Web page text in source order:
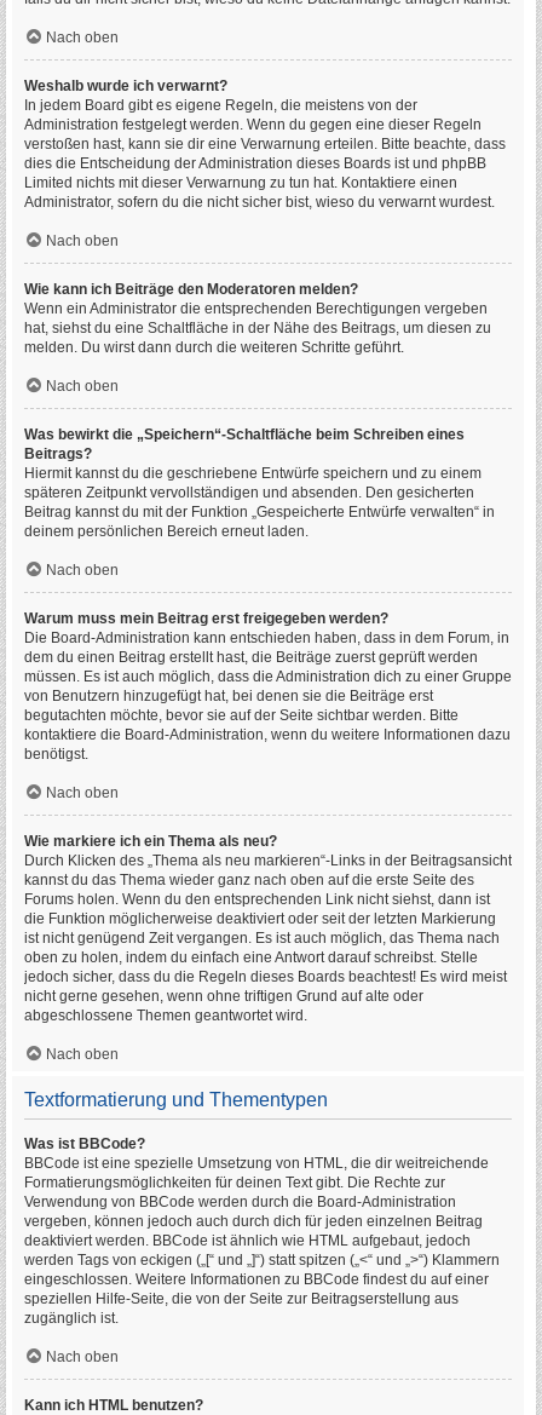
Nach oben
Weshalb wurde ich verwarnt?
In jedem Board gibt es eigene Regeln, die meistens von der
Administration festgelegt werden. Wenn du gegen eine dieser Regeln
verstoßen hast, kann sie dir eine Verwarnung erteilen. Bitte beachte, dass
dies die Entscheidung der Administration dieses Boards ist und phpBB
Limited nichts mit dieser Verwarnung zu tun hat. Kontaktiere einen
Administrator, sofern du die nicht sicher bist, wieso du verwarnt wurdest.
Nach oben
Wie kann ich Beiträge den Moderatoren melden?
Wenn ein Administrator die entsprechenden Berechtigungen vergeben
hat, siehst du eine Schaltfläche in der Nähe des Beitrags, um diesen zu
melden. Du wirst dann durch die weiteren Schritte geführt.
Nach oben
Was bewirkt die „Speichern“-Schaltfläche beim Schreiben eines
Beitrags?
Hiermit kannst du die geschriebene Entwürfe speichern und zu einem
späteren Zeitpunkt vervollständigen und absenden. Den gesicherten
Beitrag kannst du mit der Funktion „Gespeicherte Entwürfe verwalten“ in
deinem persönlichen Bereich erneut laden.
Nach oben
Warum muss mein Beitrag erst freigegeben werden?
Die Board-Administration kann entschieden haben, dass in dem Forum, in
dem du einen Beitrag erstellt hast, die Beiträge zuerst geprüft werden
müssen. Es ist auch möglich, dass die Administration dich zu einer Gruppe
von Benutzern hinzugefügt hat, bei denen sie die Beiträge erst
begutachten möchte, bevor sie auf der Seite sichtbar werden. Bitte
kontaktiere die Board-Administration, wenn du weitere Informationen dazu
benötigst.
Nach oben
Wie markiere ich ein Thema als neu?
Durch Klicken des „Thema als neu markieren“-Links in der Beitragsansicht
kannst du das Thema wieder ganz nach oben auf die erste Seite des
Forums holen. Wenn du den entsprechenden Link nicht siehst, dann ist
die Funktion möglicherweise deaktiviert oder seit der letzten Markierung
ist nicht genügend Zeit vergangen. Es ist auch möglich, das Thema nach
oben zu holen, indem du einfach eine Antwort darauf schreibst. Stelle
jedoch sicher, dass du die Regeln dieses Boards beachtest! Es wird meist
nicht gerne gesehen, wenn ohne triftigen Grund auf alte oder
abgeschlossene Themen geantwortet wird.
Nach oben
Textformatierung und Thementypen
Was ist BBCode?
BBCode ist eine spezielle Umsetzung von HTML, die dir weitreichende
Formatierungsmöglichkeiten für deinen Text gibt. Die Rechte zur
Verwendung von BBCode werden durch die Board-Administration
vergeben, können jedoch auch durch dich für jeden einzelnen Beitrag
deaktiviert werden. BBCode ist ähnlich wie HTML aufgebaut, jedoch
werden Tags von eckigen („[“ und „]“) statt spitzen („<“ und „>“) Klammern
eingeschlossen. Weitere Informationen zu BBCode findest du auf einer
speziellen Hilfe-Seite, die von der Seite zur Beitragserstellung aus
zugänglich ist.
Nach oben
Kann ich HTML benutzen?